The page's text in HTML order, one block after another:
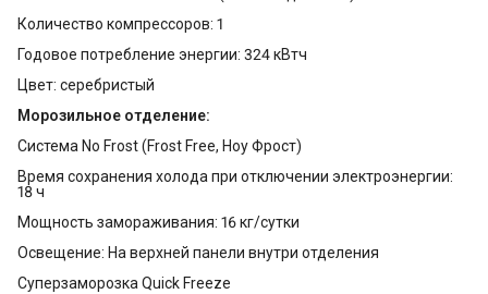
Количество компрессоров: 1
Годовое потребление энергии: 324 кВтч
Цвет: серебристый
Морозильное отделение:
Система No Frost (Frost Free, Ноу Фрост)
Время сохранения холода при отключении электроэнергии:
18 ч
Мощность замораживания: 16 кг/сутки
Освещение: На верхней панели внутри отделения
Суперзаморозка Quick Freeze